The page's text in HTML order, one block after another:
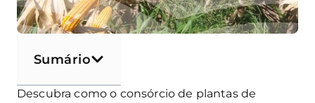
Sumário
Descubra como o consórcio de plantas de